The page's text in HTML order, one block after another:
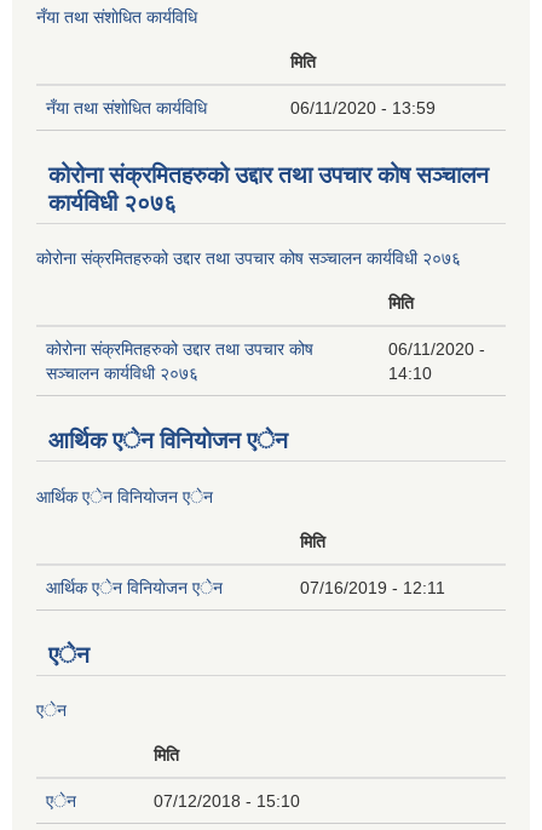
नँया तथा स‌ंशाेधित कार्यविधि
मिति
नँया तथा स‌ंशाेधित कार्यविधि 06/11/2020 - 13:59
कोरोना संक्रमितहरुको उद्दार तथा उपचार कोष सञ्चालन
कार्यविधी २०७६
कोरोना संक्रमितहरुको उद्दार तथा उपचार कोष सञ्चालन कार्यविधी २०७६
मिति
कोरोना संक्रमितहरुको उद्दार तथा उपचार कोष
सञ्चालन कार्यविधी २०७६
06/11/2020 -
14:10
आर्थिक एेन विनियाेजन एेन
आर्थिक एेन विनियाेजन एेन
मिति
आर्थिक एेन विनियाेजन एेन 07/16/2019 - 12:11
एेन
एेन
मिति
एेन 07/12/2018 - 15:10